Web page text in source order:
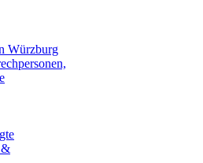
Würzburg
&